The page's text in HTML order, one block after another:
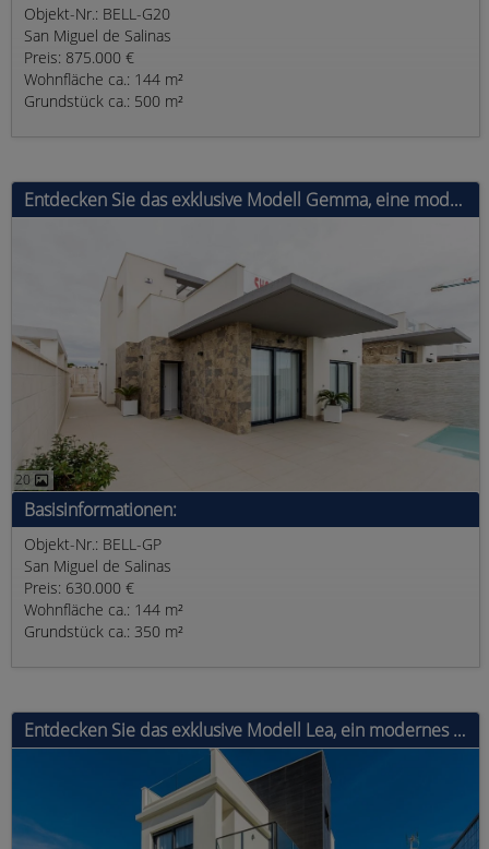
Objekt-Nr.: BELL-G20
San Miguel de Salinas
Preis: 875.000 €
Wohnfläche ca.: 144 m²
Grundstück ca.: 500 m²
Entdecken Sie das exklusive Modell Gemma, eine moderne Villa mit 3 Schlafzimmern, 2 Bädern und einer bebauten Fläche von 144 m².&nbsp;
20
Basisinformationen:
Objekt-Nr.: BELL-GP
San Miguel de Salinas
Preis: 630.000 €
Wohnfläche ca.: 144 m²
Grundstück ca.: 350 m²
Entdecken Sie das exklusive Modell Lea, ein modernes Haus mit 4 Schlafzimmern, 3 Bädern und einer bebauten Fläche von 135 m². Au